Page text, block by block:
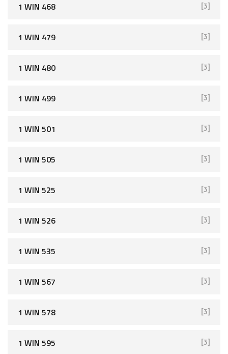
1 WIN 468 [3]
1 WIN 479 [3]
1 WIN 480 [3]
1 WIN 499 [3]
1 WIN 501 [3]
1 WIN 505 [3]
1 WIN 525 [3]
1 WIN 526 [3]
1 WIN 535 [3]
1 WIN 567 [3]
1 WIN 578 [3]
1 WIN 595 [3]